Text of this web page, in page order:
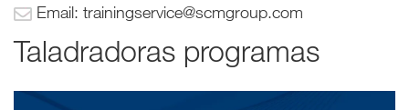
Email: trainingservice@scmgroup.com
Taladradoras programas